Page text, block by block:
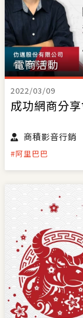
電商活動
2022/03/09
成功網商分
商積影音行銷
#阿里巴巴